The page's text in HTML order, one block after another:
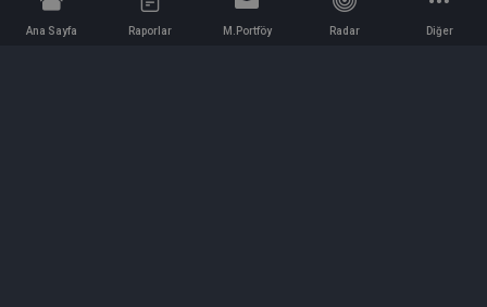
Ana Sayfa Raporlar M.Portföy Radar Diğer